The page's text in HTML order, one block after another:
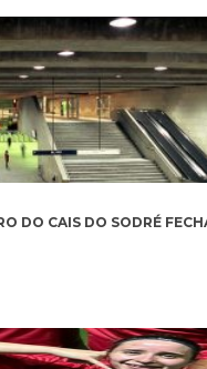
DO CAIS DO SODRÉ